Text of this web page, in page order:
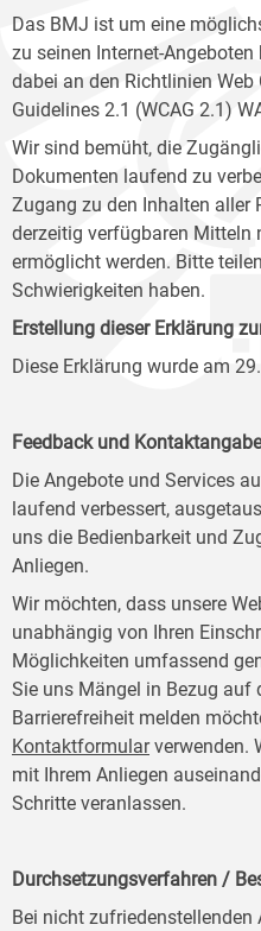
Das BMJ ist um eine
zu seinen Internet-
dabei an den Richtlinien
Guidelines 2.1 (WCAG 2.1)
Wir sind bemüht, die
Dokumenten laufend zu
Zugang zu den Inhalten aller
derzeitig verfügbaren Mitteln
ermöglicht werden. Bitte
Schwierigkeiten haben.
Erstellung dieser Erklärung
Diese Erklärung wurde am
Feedback und
Die Angebote und Services
laufend verbessert,
uns die Bedienbarkeit und
Anliegen.
Wir möchten, dass unsere
unabhängig von Ihren
Möglichkeiten umfassend
Sie uns Mängel in Bezug auf
Barrierefreiheit melden
Kontaktformularverwenden.
mit Ihrem Anliegen
Schritte veranlassen.
Durchsetzungsverfahren /
Bei nicht